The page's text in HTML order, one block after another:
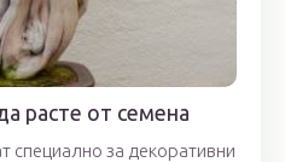
расте от семена
специално за декоративни